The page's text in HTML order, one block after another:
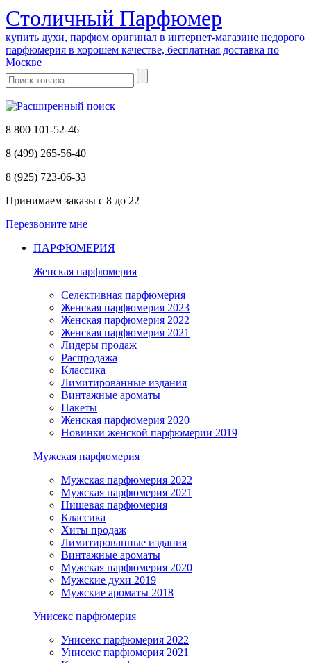
Cтоличный Парфюмер
купить духи, парфюм оригинал в интернет-магазине недорого
парфюмерия в хорошем качестве, бесплатная доставка по
Москве
8 800 101-52-46
8 (499) 265-56-40
8 (925) 723-06-33
Принимаем заказы с 8 до 22
Перезвоните мне
ПАРФЮМЕРИЯ
Женская парфюмерия
Селективная парфюмерия
Женская парфюмерия 2023
Женская парфюмерия 2022
Женская парфюмерия 2021
Лидеры продаж
Распродажа
Классика
Лимитированные издания
Винтажные ароматы
Пакеты
Женская парфюмерия 2020
Новинки женской парфюмерии 2019
Мужская парфюмерия
Мужская парфюмерия 2022
Мужская парфюмерия 2021
Нишевая парфюмерия
Классика
Хиты продаж
Лимитированные издания
Винтажные ароматы
Мужская парфюмерия 2020
Мужские духи 2019
Мужские ароматы 2018
Унисекс парфюмерия
Унисекс парфюмерия 2022
Унисекс парфюмерия 2021